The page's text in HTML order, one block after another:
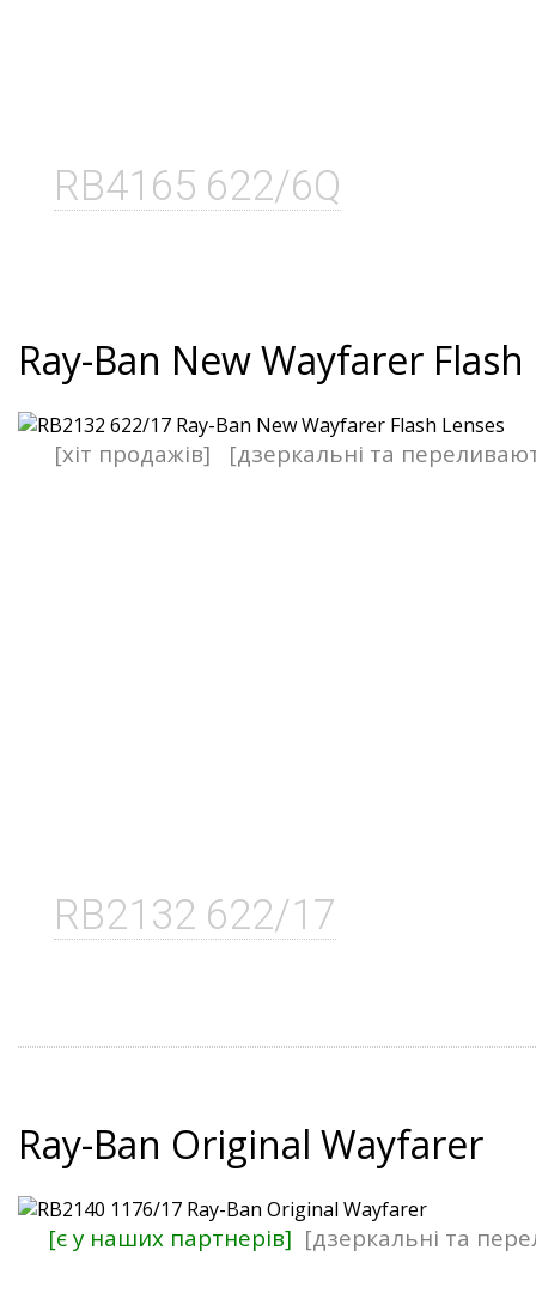
RB4165 622/6Q
Ray-Ban New Wayfarer
RB2132 622/17
[хіт продажів] [дзеркальні та
Ray-Ban Original Wayfarer
[є у наших партнерів] [дзеркальні та